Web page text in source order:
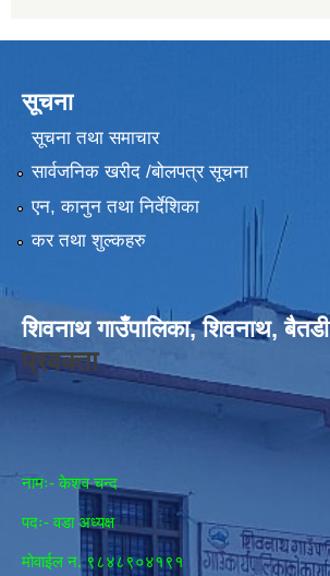
सूचना
सूचना तथा समाचार
सार्वजनिक खरीद /बोलपत्र सूचना
एन, कानुन तथा निर्देशिका
कर तथा शुल्कहरु
शिवनाथ गाउँपालिका, शिवनाथ, बैतडी
प्रवक्ता
नामः- केशव चन्द
पदः- वडा अध्यक्ष
मोवाईल न‌. ९८४८९०४१९१